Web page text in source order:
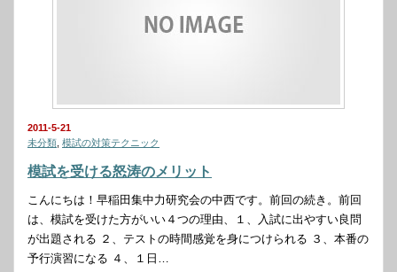
2011-5-21
未分類 模試の対策テクニック
模試を受ける怒涛のメリット
こんにちは！早稲田集中力研究会の中西です。前回の続き。前回
は、模試を受けた方がいい４つの理由、１、入試に出やすい良問
が出題される ２、テストの時間感覚を身につけられる ３、本番の
予行演習になる ４、１日…